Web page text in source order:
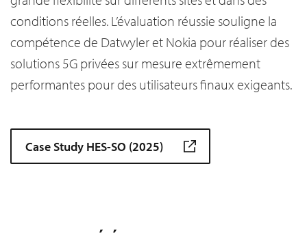
conditions réelles. L’évaluation réussie souligne la
compétence de Datwyler et Nokia pour réaliser des
solutions 5G privées sur mesure extrêmement
performantes pour des utilisateurs finaux exigeants.
Case Study HES-SO (2025)